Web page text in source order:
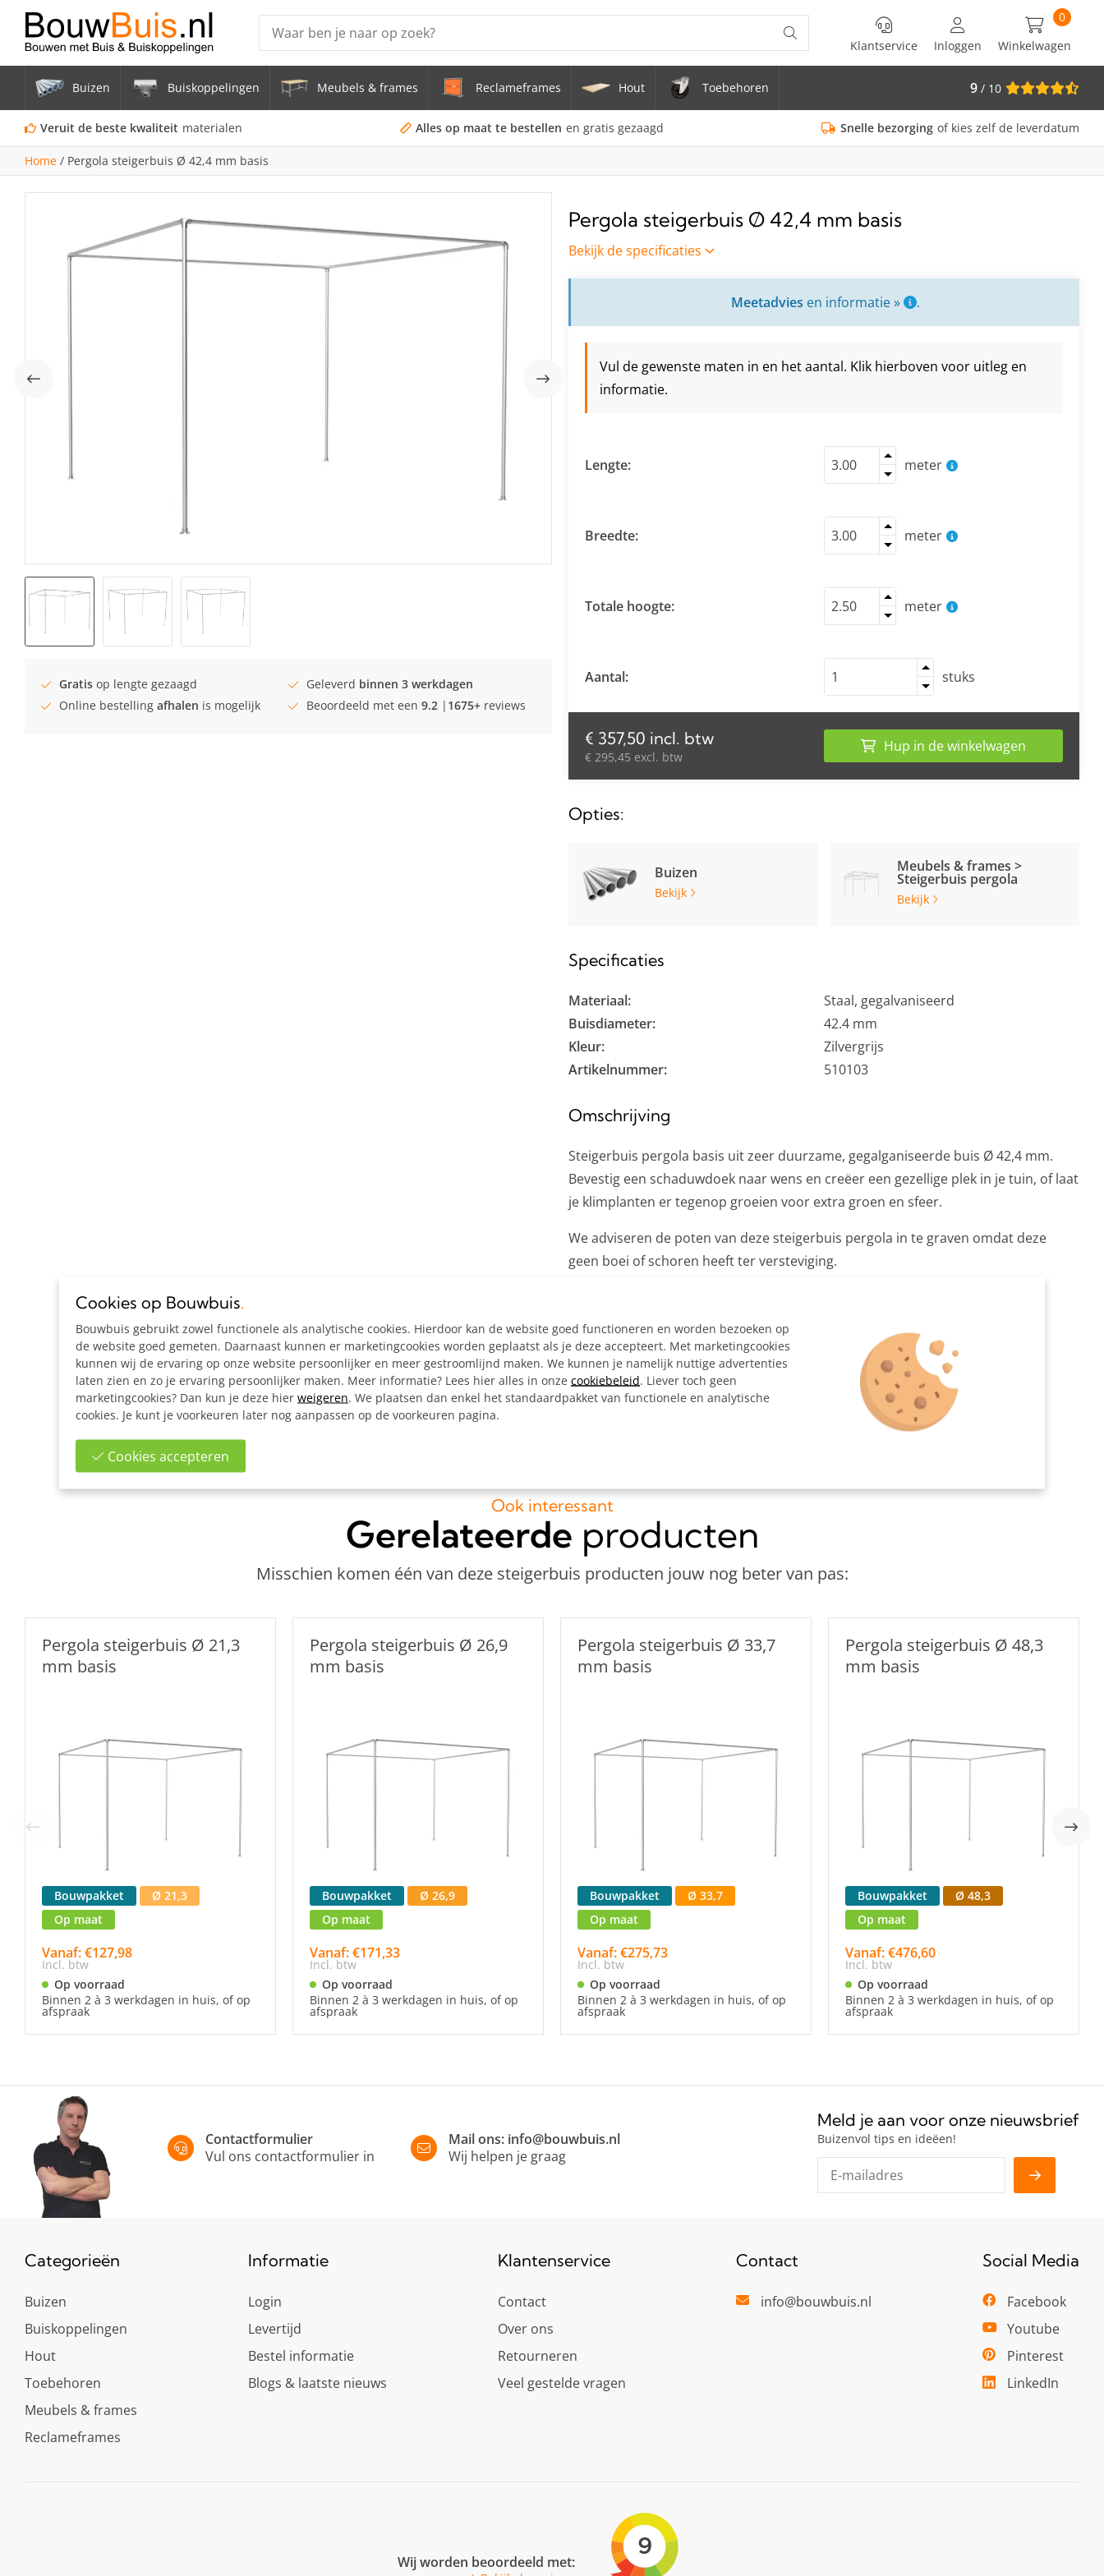
Producten
Steigerbuis onderstel tafel uit buis Ø 33,7 mm zwenkwielen Ø 75 mm
Vrijstaand Spandoekframe (zonder spandoek) uit gegalvaniseerde stalen buis Ø 33.7
mm
Zwarte steigerbuis staal Ø 21,3 mm
Aluminium Buis Ø 21,3 mm
Klantservice Inloggen Winkelwagen
0
Buizen Buiskoppelingen Meubels & frames Reclameframes Hout Toebehoren 9 / 10
Veruit de beste kwaliteit materialen Alles op maat te bestellen en gratis gezaagd Snelle bezorging of kies zelf de leverdatum
Home / Pergola steigerbuis Ø 42,4 mm basis
Gratis op lengte gezaagd Geleverd binnen 3 werkdagen
Online bestelling afhalen is mogelijk Beoordeeld met een 9.2 | 1675+ reviews
Pergola steigerbuis Ø 42,4 mm basis
Bekijk de specificaties
Meetadvies en informatie » .
Vul de gewenste maten in en het aantal. Klik hierboven voor uitleg en
informatie.
Lengte: meter
Breedte: meter
Totale hoogte: meter
Aantal: stuks
€ 357,50 incl. btw
€ 295,45 excl. btw
Hup in de winkelwagen
Opties:
Buizen
Bekijk
Meubels & frames >
Steigerbuis pergola
Bekijk
Specificaties
Materiaal:
Staal, gegalvaniseerd
Buisdiameter:
42.4 mm
Kleur:
Zilvergrijs
Artikelnummer:
510103
Omschrijving
Steigerbuis pergola basis uit zeer duurzame, gegalganiseerde buis Ø 42,4 mm.
Bevestig een schaduwdoek naar wens en creëer een gezellige plek in je tuin, of laat
je klimplanten er tegenop groeien voor extra groen en sfeer.
We adviseren de poten van deze steigerbuis pergola in te graven omdat deze
geen boei of schoren heeft ter versteviging.
Alle materialen op maat gezaagd
4x 3-weg Hoekstuk Ø 42,4 mm
4x Ronde wand/plafond/voetplaat Ø 42,4 mm
1x Inbussleutel voor buiskoppeling Ø 42,4 - Ø 48,3 - Ø 60,3 mm
Ook interessant
Gerelateerde producten
Misschien komen één van deze steigerbuis producten jouw nog beter van pas:
Pergola steigerbuis Ø 21,3
mm basis
Bouwpakket
Ø 21,3
Op maat
Vanaf: €127,98
Incl. btw
Op voorraad
Binnen 2 à 3 werkdagen in huis, of op
afspraak
Pergola steigerbuis Ø 26,9
mm basis
Bouwpakket
Ø 26,9
Op maat
Vanaf: €171,33
Incl. btw
Op voorraad
Binnen 2 à 3 werkdagen in huis, of op
afspraak
Pergola steigerbuis Ø 33,7
mm basis
Bouwpakket
Ø 33,7
Op maat
Vanaf: €275,73
Incl. btw
Op voorraad
Binnen 2 à 3 werkdagen in huis, of op
afspraak
Pergola steigerbuis Ø 48,3
mm basis
Bouwpakket
Ø 48,3
Op maat
Vanaf: €476,60
Incl. btw
Op voorraad
Binnen 2 à 3 werkdagen in huis, of op
afspraak
Contactformulier
Vul ons contactformulier in
Mail ons: info@bouwbuis.nl
Wij helpen je graag
Meld je aan voor onze nieuwsbrief
Buizenvol tips en ideëen!
Categorieën
Buizen
Buiskoppelingen
Hout
Toebehoren
Meubels & frames
Reclameframes
Informatie
Login
Levertijd
Bestel informatie
Blogs & laatste nieuws
Klantenservice
Contact
Over ons
Retourneren
Veel gestelde vragen
Contact
info@bouwbuis.nl
Social Media
Facebook
Youtube
Pinterest
LinkedIn
Wij worden beoordeeld met:
Cookies op Bouwbuis.
Bouwbuis gebruikt zowel functionele als analytische cookies. Hierdoor kan de website goed functioneren en worden bezoeken op
de website goed gemeten. Daarnaast kunnen er marketingcookies worden geplaatst als je deze accepteert. Met marketingcookies
kunnen wij de ervaring op onze website persoonlijker en meer gestroomlijnd maken. We kunnen je namelijk nuttige advertenties
laten zien en zo je ervaring persoonlijker maken. Meer informatie? Lees hier alles in onze cookiebeleid. Liever toch geen
marketingcookies? Dan kun je deze hier weigeren. We plaatsen dan enkel het standaardpakket van functionele en analytische
cookies. Je kunt je voorkeuren later nog aanpassen op de voorkeuren pagina.
Cookies accepteren